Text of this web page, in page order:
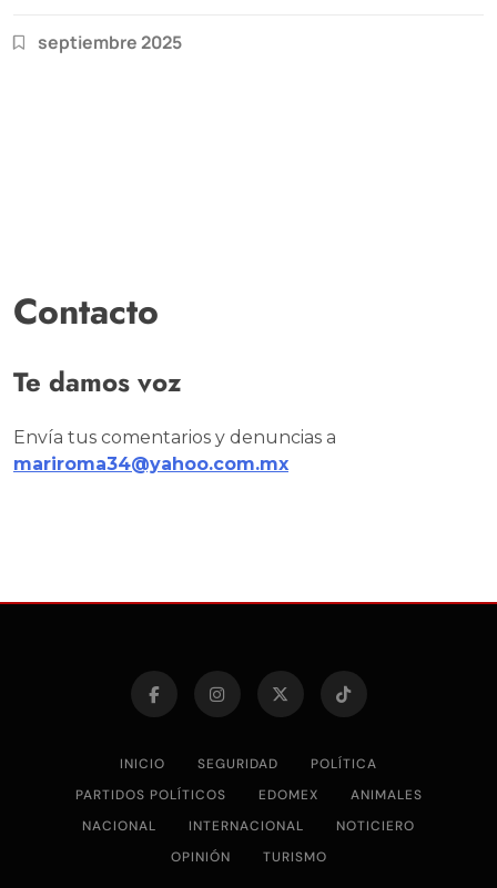
septiembre 2025
Contacto
Te damos voz
Envía tus comentarios y denuncias a
mariroma34@yahoo.com.mx
INICIO SEGURIDAD
POLÍTICA
PARTIDOS POLÍTICOS
EDOMEX
ANIMALES
NACIONAL
INTERNACIONAL
NOTICIERO
OPINIÓN
TURISMO